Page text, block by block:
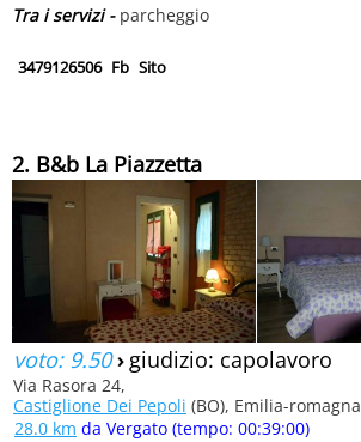
Tra i servizi - parcheggio
3479126506 Fb Sito
2. B&b La Piazzetta
voto: 9.50› giudizio: capolavoro
Via Rasora 24,
Castiglione Dei Pepoli (BO), Emilia-romagna
28.0 km da Vergato (tempo: 00:39:00)